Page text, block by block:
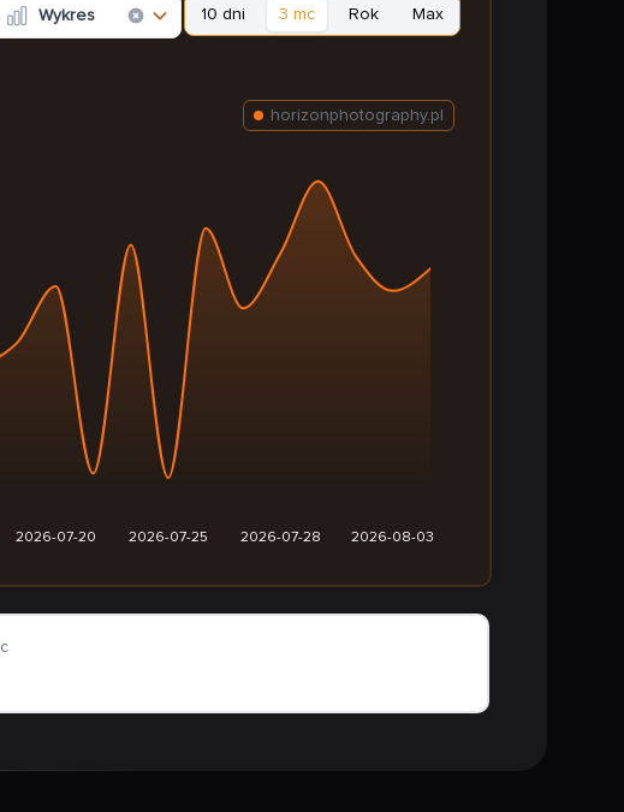
Wykres 10 dni 3 mc Rok Max
2026-07-20 2026-07-25 2026-07-28 2026-08-03
horizonphotography.pl